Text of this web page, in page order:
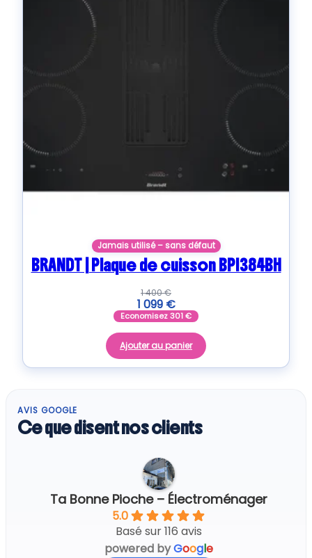
Jamais utilisé – sans défaut
BRANDT | Plaque de cuisson BPI384BH
1 400€
1 099 €
Economisez301€
Ajouter au panier
AVIS GOOGLE
Ce que disent nos clients
Ta Bonne Pioche – Électroménager
5.0
Basé sur 116 avis
powered byGoogle